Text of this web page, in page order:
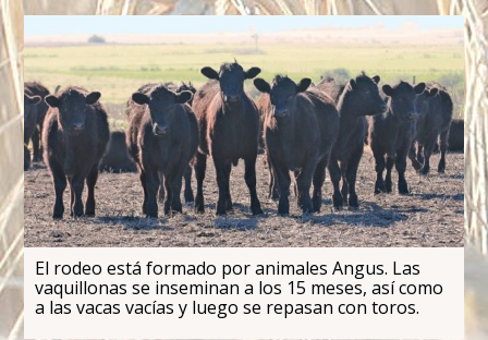
El rodeo está formado por animales Angus. Las
vaquillonas se inseminan a los 15 meses, así como
a las vacas vacías y luego se repasan con toros.